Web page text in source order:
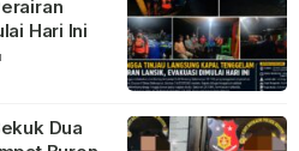
Hari Ini
Dua